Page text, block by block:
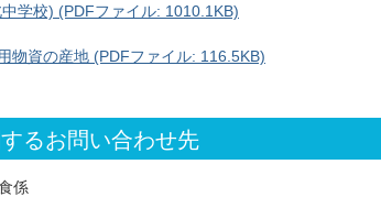
学校) (PDFファイル: 1010.1KB)
物資の産地 (PDFファイル: 116.5KB)
るお問い合わせ先
係